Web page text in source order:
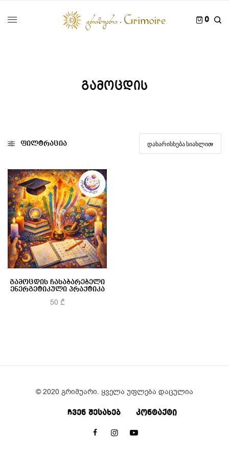
0
გამოცდის
ფილტრაცია
გამოცდის ჩასაბარებელი
ენერგეტიკული პრაქტიკა
50 ₾
© 2020 გრიმუარი. ყველა უფლება დაცულია
ᲩᲕᲔᲜ ᲨᲔᲡᲐᲮᲔᲑ ᲙᲝᲜᲢᲐᲥᲢᲘ